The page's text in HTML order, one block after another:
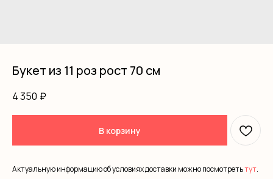
Букет из 11 роз рост 70 см
4 350 ₽
В корзину
Актуальную информацию об условиях доставки можно посмотретьтут.